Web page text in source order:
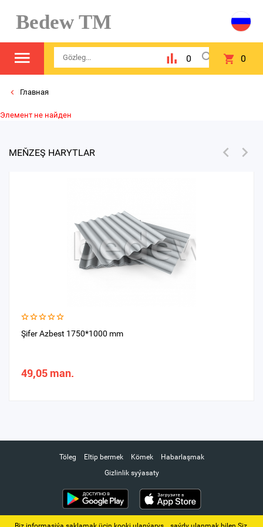
Bedew TM
0 0
Главная
Элемент не найден
MEŇZEŞ HARYTLAR
Şifer Azbest 1750*1000 mm
49,05 man.
Töleg Eltip bermek Kömek
Habarlaşmak
Gizlinlik syýasaty